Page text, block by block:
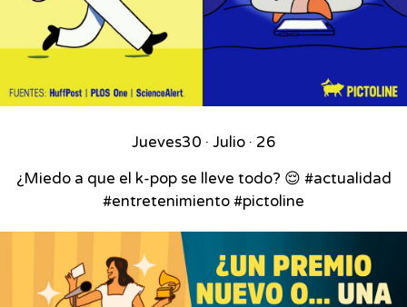
Jueves30 · Julio · 26
¿Miedo a que el k-pop se lleve todo? 😌 #actualidad
#entretenimiento #pictoline